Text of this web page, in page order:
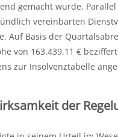
gemacht wurde.
vereinbarten
Auf Basis der
von 163.439,11 €
zur Insolvenztabelle
der